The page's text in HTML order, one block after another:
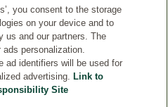
you consent to the storage
on your device and to
us and our partners. The
personalization.
ad identifiers will be used for
advertising. Link to
Site